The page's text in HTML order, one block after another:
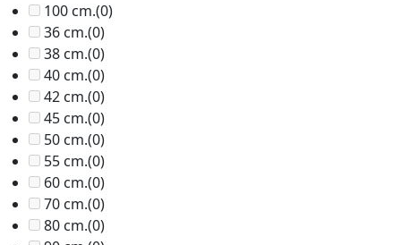
100 cm.(0)
36 cm.(0)
38 cm.(0)
40 cm.(0)
42 cm.(0)
45 cm.(0)
50 cm.(0)
55 cm.(0)
60 cm.(0)
70 cm.(0)
80 cm.(0)